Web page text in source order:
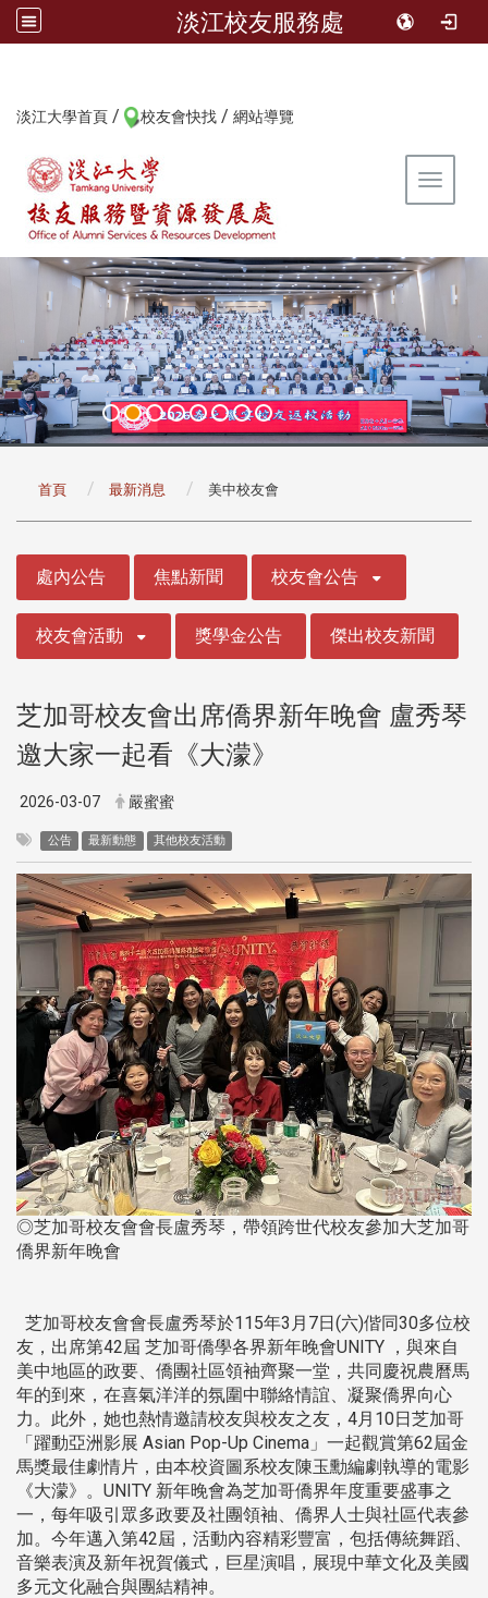
淡江校友服務處
淡江大學首頁 / 校友會快找 / 網站導覽
Toggle
首頁 最新消息 美中校友會
處內公告 焦點新聞 校友會公告
校友會活動 獎學金公告 傑出校友新聞
芝加哥校友會出席僑界新年晚會 盧秀琴
邀大家一起看《大濛》
2026-03-07 嚴蜜蜜
公告 最新動態 其他校友活動
◎芝加哥校友會會長盧秀琴，帶領跨世代校友參加大芝加哥
僑界新年晚會
芝加哥校友會會長盧秀琴於115年3月7日(六)偕同30多位校
友，出席第42屆 芝加哥僑學各界新年晚會UNITY ，與來自
美中地區的政要、僑團社區領袖齊聚一堂，共同慶祝農曆馬
年的到來，在喜氣洋洋的氛圍中聯絡情誼、凝聚僑界向心
力。此外，她也熱情邀請校友與校友之友，4月10日芝加哥
「躍動亞洲影展 Asian Pop-Up Cinema」一起觀賞第62屆金
馬獎最佳劇情片，由本校資圖系校友陳玉勳編劇執導的電影
《大濛》。UNITY 新年晚會為芝加哥僑界年度重要盛事之
一，每年吸引眾多政要及社團領袖、僑界人士與社區代表參
加。今年邁入第42屆，活動內容精彩豐富，包括傳統舞蹈、
音樂表演及新年祝賀儀式，巨星演唱，展現中華文化及美國
多元文化融合與團結精神。